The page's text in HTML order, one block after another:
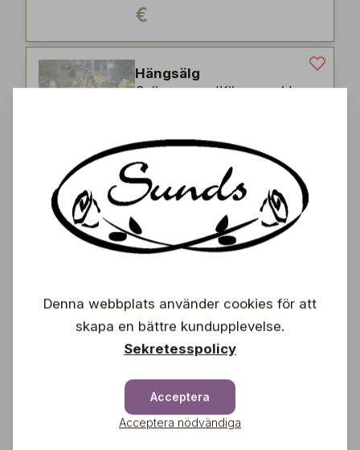
€
Hängsälg
Salix caprea 'Kilmarnock'
34,90
€
Stamsyren på stam
Syringa vulgaris `Norrfjärden´
€
cm)
Syringa x henryi 'Tammelan
Kaunotar'
Denna webbplats använder cookies för att
skapa en bättre kundupplevelse.
Sekretesspolicy
Acceptera
Acceptera nödvändiga